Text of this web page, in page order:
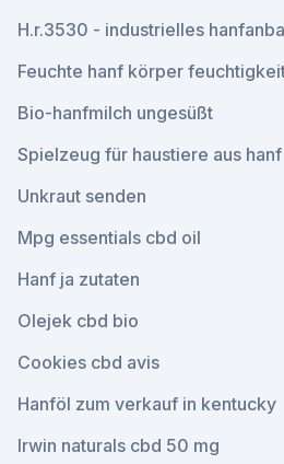
H.r.3530 - industrielles
Feuchte hanf körper
Bio-hanfmilch ungesüßt
Spielzeug für haustiere aus hanf
Unkraut senden
Mpg essentials cbd oil
Hanf ja zutaten
Olejek cbd bio
Cookies cbd avis
Hanföl zum verkauf in kentucky
Irwin naturals cbd 50 mg